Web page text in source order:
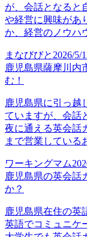
が、会話となると
や経営に興味があ
か、経営のノウハ
まなびびと 2026/5/
鹿児島県薩摩川内
む！
鹿児島県に引っ越
ていますが、会話
夜に通える英会話
まで営業している
ワーキングマム
鹿児島県の英会話
か？
鹿児島県在住の英
英語でコミュニケ